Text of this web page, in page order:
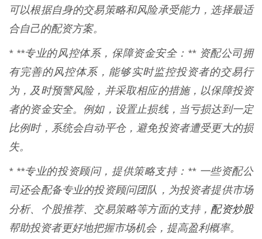
可以根据自身的交易策略和风险承受能力，选择最适
合自己的配资方案。
* **专业的风控体系，保障资金安全：** 资配公司拥
有完善的风控体系，能够实时监控投资者的交易行
为，及时预警风险，并采取相应的措施，以保障投资
者的资金安全。例如，设置止损线，当亏损达到一定
比例时，系统会自动平仓，避免投资者遭受更大的损
失。
* **专业的投资顾问，提供策略支持：** 一些资配公
司还会配备专业的投资顾问团队，为投资者提供市场
分析、个股推荐、交易策略等方面的支持， 配资炒股
帮助投资者更好地把握市场机会，提高盈利概率。